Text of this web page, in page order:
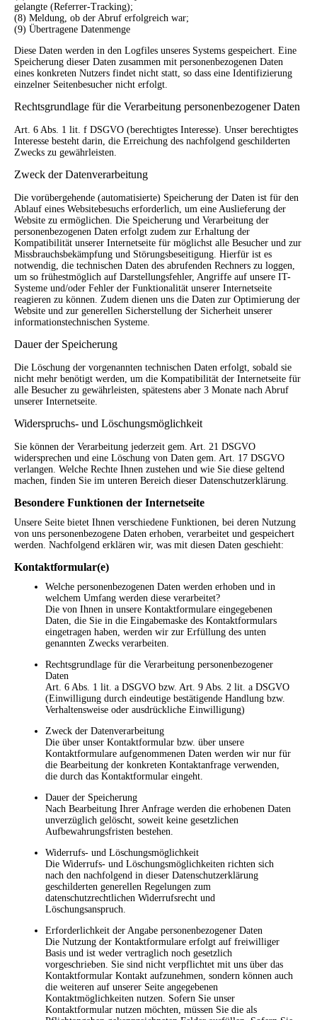
gelangte (Referrer-Tracking);
(8) Meldung, ob der Abruf erfolgreich war;
(9) Übertragene Datenmenge
Diese Daten werden in den Logfiles unseres Systems gespeichert. Eine
Speicherung dieser Daten zusammen mit personenbezogenen Daten
eines konkreten Nutzers findet nicht statt, so dass eine Identifizierung
einzelner Seitenbesucher nicht erfolgt.
Rechtsgrundlage für die Verarbeitung personenbezogener Daten
Art. 6 Abs. 1 lit. f DSGVO (berechtigtes Interesse). Unser berechtigtes
Interesse besteht darin, die Erreichung des nachfolgend geschilderten
Zwecks zu gewährleisten.
Zweck der Datenverarbeitung
Die vorübergehende (automatisierte) Speicherung der Daten ist für den
Ablauf eines Websitebesuchs erforderlich, um eine Auslieferung der
Website zu ermöglichen. Die Speicherung und Verarbeitung der
personenbezogenen Daten erfolgt zudem zur Erhaltung der
Kompatibilität unserer Internetseite für möglichst alle Besucher und zur
Missbrauchsbekämpfung und Störungsbeseitigung. Hierfür ist es
notwendig, die technischen Daten des abrufenden Rechners zu loggen,
um so frühestmöglich auf Darstellungsfehler, Angriffe auf unsere IT-
Systeme und/oder Fehler der Funktionalität unserer Internetseite
reagieren zu können. Zudem dienen uns die Daten zur Optimierung der
Website und zur generellen Sicherstellung der Sicherheit unserer
informationstechnischen Systeme.
Dauer der Speicherung
Die Löschung der vorgenannten technischen Daten erfolgt, sobald sie
nicht mehr benötigt werden, um die Kompatibilität der Internetseite für
alle Besucher zu gewährleisten, spätestens aber 3 Monate nach Abruf
unserer Internetseite.
Widerspruchs- und Löschungsmöglichkeit
Sie können der Verarbeitung jederzeit gem. Art. 21 DSGVO
widersprechen und eine Löschung von Daten gem. Art. 17 DSGVO
verlangen. Welche Rechte Ihnen zustehen und wie Sie diese geltend
machen, finden Sie im unteren Bereich dieser Datenschutzerklärung.
Besondere Funktionen der Internetseite
Unsere Seite bietet Ihnen verschiedene Funktionen, bei deren Nutzung
von uns personenbezogene Daten erhoben, verarbeitet und gespeichert
werden. Nachfolgend erklären wir, was mit diesen Daten geschieht:
Kontaktformular(e)
Welche personenbezogenen Daten werden erhoben und in
welchem Umfang werden diese verarbeitet?
Die von Ihnen in unsere Kontaktformulare eingegebenen
Daten, die Sie in die Eingabemaske des Kontaktformulars
eingetragen haben, werden wir zur Erfüllung des unten
genannten Zwecks verarbeiten.
Rechtsgrundlage für die Verarbeitung personenbezogener
Daten
Art. 6 Abs. 1 lit. a DSGVO bzw. Art. 9 Abs. 2 lit. a DSGVO
(Einwilligung durch eindeutige bestätigende Handlung bzw.
Verhaltensweise oder ausdrückliche Einwilligung)
Zweck der Datenverarbeitung
Die über unser Kontaktformular bzw. über unsere
Kontaktformulare aufgenommenen Daten werden wir nur für
die Bearbeitung der konkreten Kontaktanfrage verwenden,
die durch das Kontaktformular eingeht.
Dauer der Speicherung
Nach Bearbeitung Ihrer Anfrage werden die erhobenen Daten
unverzüglich gelöscht, soweit keine gesetzlichen
Aufbewahrungsfristen bestehen.
Widerrufs- und Löschungsmöglichkeit
Die Widerrufs- und Löschungsmöglichkeiten richten sich
nach den nachfolgend in dieser Datenschutzerklärung
geschilderten generellen Regelungen zum
datenschutzrechtlichen Widerrufsrecht und
Löschungsanspruch.
Erforderlichkeit der Angabe personenbezogener Daten
Die Nutzung der Kontaktformulare erfolgt auf freiwilliger
Basis und ist weder vertraglich noch gesetzlich
vorgeschrieben. Sie sind nicht verpflichtet mit uns über das
Kontaktformular Kontakt aufzunehmen, sondern können auch
die weiteren auf unserer Seite angegebenen
Kontaktmöglichkeiten nutzen. Sofern Sie unser
Kontaktformular nutzen möchten, müssen Sie die als